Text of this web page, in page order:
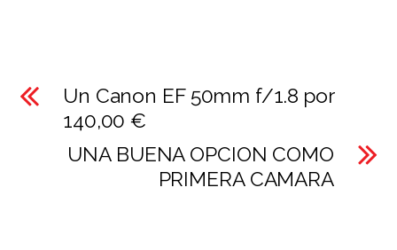
Un Canon EF 50mm f/1.8 por
140,00 €
UNA BUENA OPCION COMO
PRIMERA CAMARA